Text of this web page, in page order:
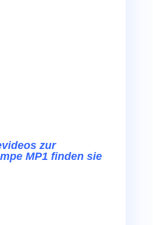
zur
MP1 finden sie